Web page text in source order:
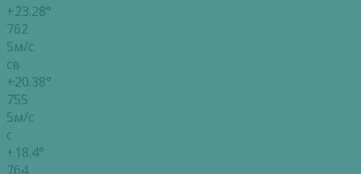
+23.28°
762
5м/с
св
+20.38°
755
5м/с
с
+18.4°
764